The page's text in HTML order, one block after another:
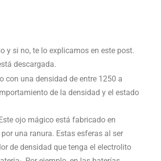
y si no, te lo explicamos en este post.
descargada.
con una densidad de entre 1250 a
de la densidad y el estado
ojo mágico está fabricado en
una ranura. Estas esferas al ser
de densidad que tenga el electrolito